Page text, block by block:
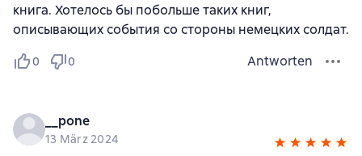
книга. Хотелось бы побольше таких книг,
описывающих события со стороны немецких солдат.
0 0 Antworten
__pone
13 März 2024